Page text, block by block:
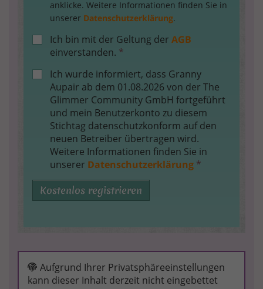
anklicke. Weitere Informationen finden Sie in
unserer Datenschutzerklärung.
Ich bin mit der Geltung der AGB
einverstanden. *
Ich wurde informiert, dass Granny
Aupair ab dem 01.08.2026 von der The
Glimmer Community GmbH fortgeführt
und mein Benutzerkonto zu diesem
Stichtag datenschutzkonform auf den
neuen Betreiber übertragen wird.
Weitere Informationen finden Sie in
unserer Datenschutzerklärung *
Kostenlos registrieren
Aufgrund Ihrer Privatsphäreeinstellungen
kann dieser Inhalt derzeit nicht eingebettet